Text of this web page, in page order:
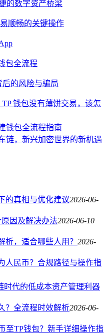
的数字资产桥梁
顺畅的关键操作
包全流程
的风险与骗局
钱包没有薄饼交易，该怎
钱包全流程指南
链，新兴加密世界的新机遇
的真相与优化建议2026-06-
因及解决办法2026-06-10
析，适合哪些人用？ 2026-
人民币？合规路径与操作指
时代的低成本资产管理利器
？全流程时效解析2026-06-
至TP钱包？新手详细操作指